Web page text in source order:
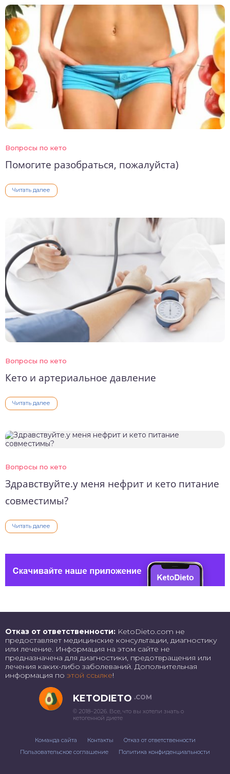
Вопросы по кето
Помогите разобраться, пожалуйста)
Читать далее
Вопросы по кето
Кето и артериальное давление
Читать далее
Вопросы по кето
Здравствуйте.у меня нефрит и кето питание
совместимы?
Читать далее
Отказ от ответственности: KetoDieto.com не
предоставляет медицинские консультации, диагностику
или лечение. Информация на этом сайте не
предназначена для диагностики, предотвращения или
лечения каких-либо заболеваний. Дополнительная
информация по этой ссылке!
KETODIETO .COM
© 2018–2026. Все, что вы хотели знать о
кетогенной диете
Команда сайта Контакты
Отказ от ответственности
Пользовательское соглашение
Политика конфиденциальности